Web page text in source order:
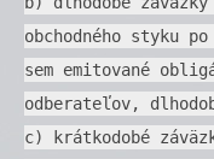
obchodného styku
sem emitované
odberateľov,
c) krátkodobé